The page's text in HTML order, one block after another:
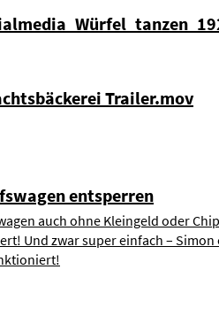
Trailer.mov
entsperren
auch ohne Kleingeld oder
Und zwar super einfach –